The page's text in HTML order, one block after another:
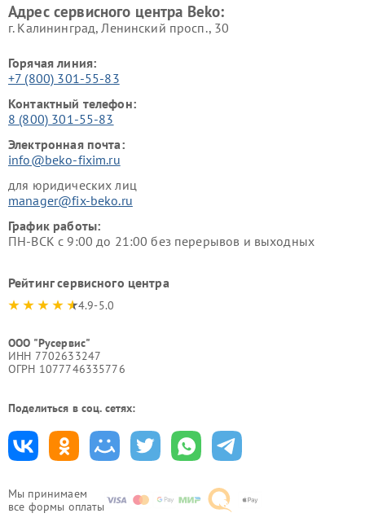
Мы принимаем
все формы оплаты
Адрес сервисного центра Beko:
г. Калининград, Ленинский просп., 30
Горячая линия:
+7 (800) 301-55-83
Контактный телефон:
8 (800) 301-55-83
Электронная почта:
info@beko-fixim.ru
для юридических лиц
manager@fix-beko.ru
График работы:
ПН-ВСК с 9:00 до 21:00 без перерывов и выходных
Рейтинг сервисного центра
4.9-5.0
ООО "Русервис"
ИНН 7702633247
ОГРН 1077746335776
Поделиться в соц. сетях: